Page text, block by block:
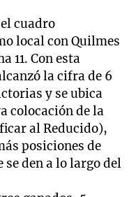
cuadro
local con Quilmes
11. Con esta
la cifra de 6
y se ubica
colocación de la
al Reducido),
posiciones de
se den a lo largo del